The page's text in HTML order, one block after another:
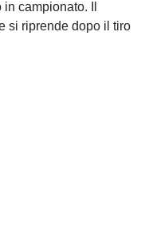
campionato. Il
si riprende dopo il tiro